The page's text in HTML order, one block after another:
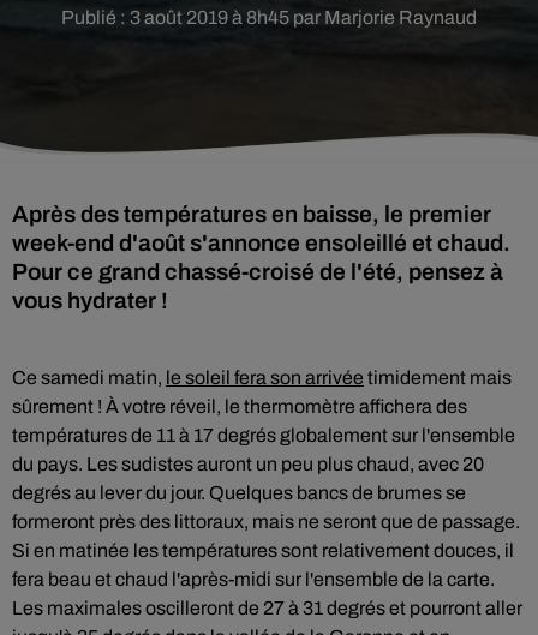
Publié : 3 août 2019 à 8h45 par Marjorie Raynaud
Après des températures en baisse, le premier
week-end d'août s'annonce ensoleillé et chaud.
Pour ce grand chassé-croisé de l'été, pensez à
vous hydrater !
Ce samedi matin, le soleil fera son arrivée timidement mais
sûrement ! À votre réveil, le thermomètre affichera des
températures de 11 à 17 degrés globalement sur l'ensemble
du pays. Les sudistes auront un peu plus chaud, avec 20
degrés au lever du jour. Quelques bancs de brumes se
formeront près des littoraux, mais ne seront que de passage.
Si en matinée les températures sont relativement douces, il
fera beau et chaud l'après-midi sur l'ensemble de la carte.
Les maximales oscilleront de 27 à 31 degrés et pourront aller